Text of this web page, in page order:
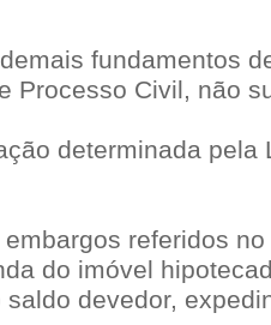
fundamentos
Processo Civil, não
determinada pela
referidos
do imóvel
devedor,